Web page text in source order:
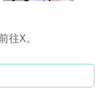
X。